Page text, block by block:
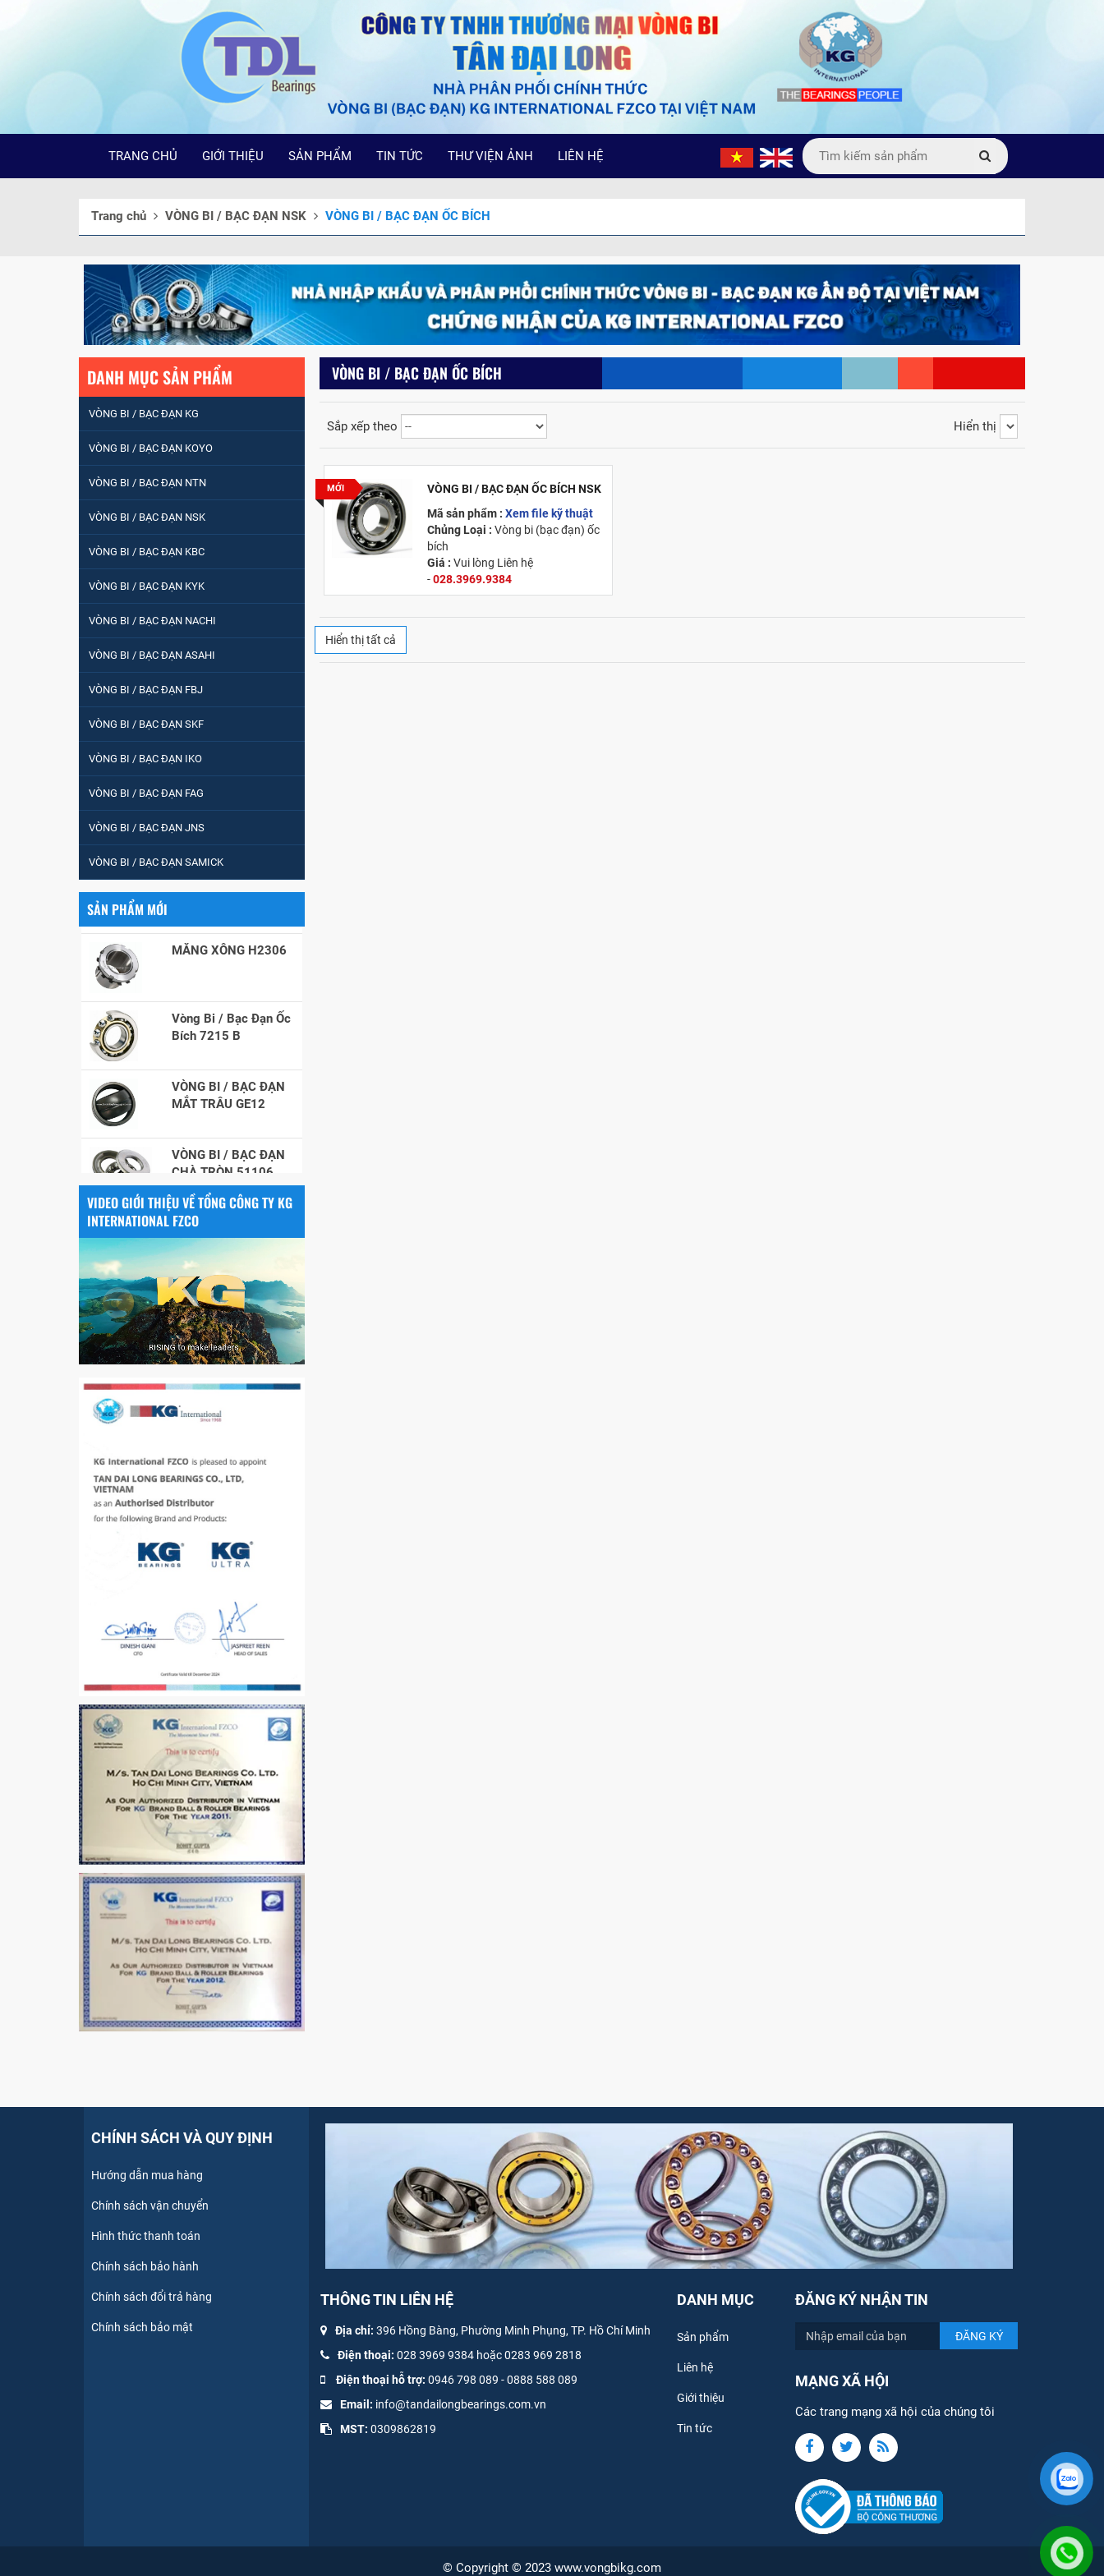
TRANG CHỦ GIỚI THIỆU SẢN PHẨM TIN TỨC THƯ VIỆN ẢNH LIÊN HỆ
Trang chủ VÒNG BI / BẠC ĐẠN NSK VÒNG BI / BẠC ĐẠN ỐC BÍCH
VÒNG BI / BẠC ĐẠN ỐC BÍCH
Sắp xếp theo Hiển thị
MỚI
VÒNG BI / BẠC ĐẠN ỐC BÍCH NSK
Mã sản phẩm :Xem file kỹ thuật
Chủng Loại :Vòng bi (bạc đạn) ốc
bích
Giá : Vui lòng Liên hệ
-028.3969.9384
Email
Hiển thị tất cả
DANH MỤC SẢN PHẨM
VÒNG BI / BẠC ĐẠN KG
VÒNG BI / BẠC ĐẠN KOYO
VÒNG BI / BẠC ĐẠN NTN
VÒNG BI / BẠC ĐẠN NSK
VÒNG BI / BẠC ĐẠN KBC
VÒNG BI / BẠC ĐẠN KYK
VÒNG BI / BẠC ĐẠN NACHI
VÒNG BI / BẠC ĐẠN ASAHI
VÒNG BI / BẠC ĐẠN FBJ
VÒNG BI / BẠC ĐẠN SKF
VÒNG BI / BẠC ĐẠN IKO
VÒNG BI / BẠC ĐẠN FAG
VÒNG BI / BẠC ĐẠN JNS
VÒNG BI / BẠC ĐẠN SAMICK
SẢN PHẨM MỚI
VÒNG BI / BẠC ĐẠN
NHÀO CÀ NA 24134
Vòng bi / Bạc đạn
tròn : 698
VÒNG BI PHS20
5200
VÒNG BI / BẠC ĐẠN
CHÀ TRÒN 51105
VÒNG BI / BẠC ĐẠN
CỐT BƠM NƯỚC
MĂNG XÔNG H2306
Vòng Bi / Bạc Đạn Ốc
Bích 7215 B
VÒNG BI / BẠC ĐẠN
MẮT TRÂU GE12
VÒNG BI / BẠC ĐẠN
CHÀ TRÒN 51106
VÒNG BI / BẠC ĐẠN
NHÀO CÀ NA 24134
Vòng bi / Bạc đạn
tròn : 698
VÒNG BI PHS20
5200
VÒNG BI / BẠC ĐẠN
VÒNG BI / BẠC ĐẠN
CỐT BƠM NƯỚC
MĂNG XÔNG H2306
Vòng Bi / Bạc Đạn Ốc
VÒNG BI / BẠC ĐẠN
MẮT TRÂU GE12
VÒNG BI / BẠC ĐẠN
CHÀ TRÒN 51106
VIDEO GIỚI THIỆU VỀ TỔNG CÔNG TY KG
INTERNATIONAL FZCO
CHÍNH SÁCH VÀ QUY ĐỊNH
Hướng dẫn mua hàng
Chính sách vận chuyển
Hình thức thanh toán
Chính sách bảo hành
Chính sách đổi trả hàng
Chính sách bảo mật
THÔNG TIN LIÊN HỆ
Địa chỉ: 396 Hồng Bàng, Phường Minh Phụng, TP. Hồ Chí Minh
Điện thoại: 028 3969 9384 hoặc 0283 969 2818
Điện thoại hỗ trợ: 0946 798 089 -0888 588 089
Email: info@tandailongbearings.com.vn
MST: 0309862819
DANH MỤC
Sản phẩm
Liên hệ
Giới thiệu
Tin tức
ĐĂNG KÝ NHẬN TIN
MẠNG XÃ HỘI
Các trang mạng xã hội của chúng tôi
© Copyright © 2023 www.vongbikg.com